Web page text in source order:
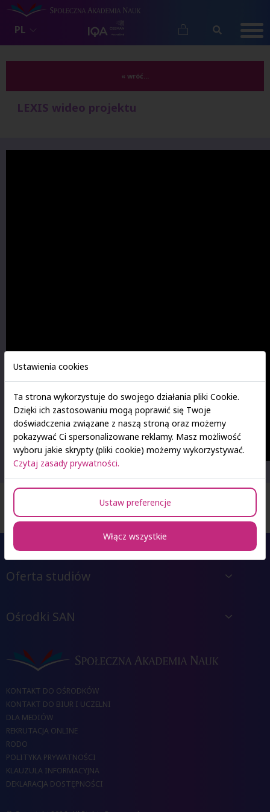
PL
« wróć...
LEXIS wideo projektu
Oferta studiów
Ośrodki SAN
KONTAKT DO OŚRODKÓW
KONTAKT DO BIUR I UCZELNI
DLA MEDIÓW
REKRUTACJA ONLINE
RODO
POLITYKA PRYWATNOŚCI
KLAUZULA INFORMACYJNA
DEKLARACJA DOSTĘPNOŚCI
Ustawienia cookies
Ta strona wykorzystuje do swojego działania pliki Cookie.
Dzięki ich zastosowaniu mogą poprawić się Twoje
doświadczenia związane z naszą stroną oraz możemy
pokazywać Ci spersonalizowane reklamy. Masz możliwość
wyboru jakie skrypty (pliki cookie) możemy wykorzystywać.
Czytaj zasady prywatności.
Ustaw preferencje
Włącz wszystkie